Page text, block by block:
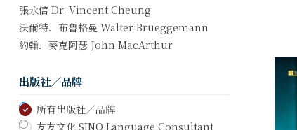
張永信 Dr. Vincent Cheung
沃爾特．布魯格曼 Walter Brueggemann
約翰．麥克阿瑟 John MacArthur
出版社／品牌
所有出版社／品牌
友友文化 SINO Language Consultant